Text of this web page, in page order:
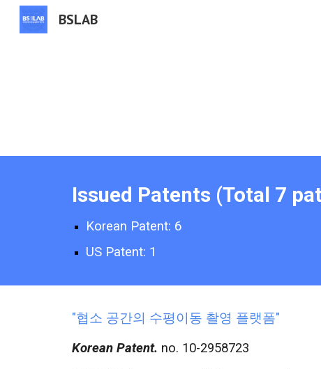
BSLAB
Issued Patents (Total 7
Korean Patent: 6
US Patent: 1
"협소 공간의 수평이동 촬영 플랫폼"
Korean Patent. no. 10-2958723